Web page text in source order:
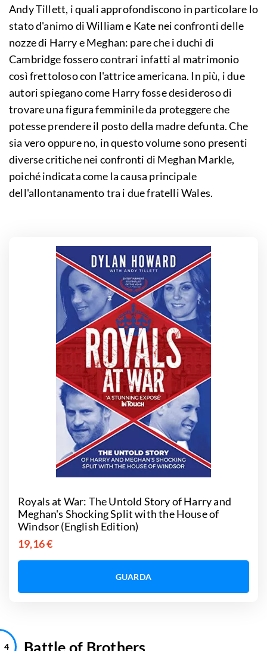
Andy Tillett, i quali approfondiscono in particolare lo
stato d'animo di William e Kate nei confronti delle
nozze di Harry e Meghan: pare che i duchi di
Cambridge fossero contrari infatti al matrimonio
così frettoloso con l'attrice americana. In più, i due
autori spiegano come Harry fosse desideroso di
trovare una figura femminile da proteggere che
potesse prendere il posto della madre defunta. Che
sia vero oppure no, in questo volume sono presenti
diverse critiche nei confronti di Meghan Markle,
poiché indicata come la causa principale
dell'allontanamento tra i due fratelli Wales.
Royals at War: The Untold Story of Harry and
Meghan's Shocking Split with the House of
Windsor (English Edition)
19,16 €
GUARDA
Battle of Brothers